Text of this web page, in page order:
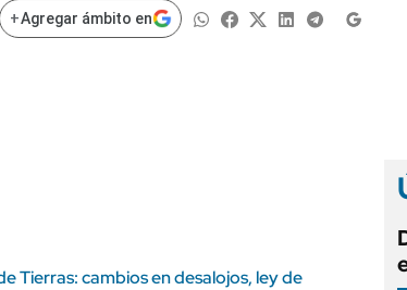
+Agregar ámbito en
Tierras: cambios en desalojos, ley de